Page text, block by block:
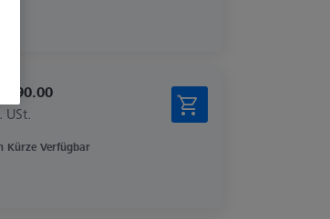
790.00
USt.
Kürze Verfügbar